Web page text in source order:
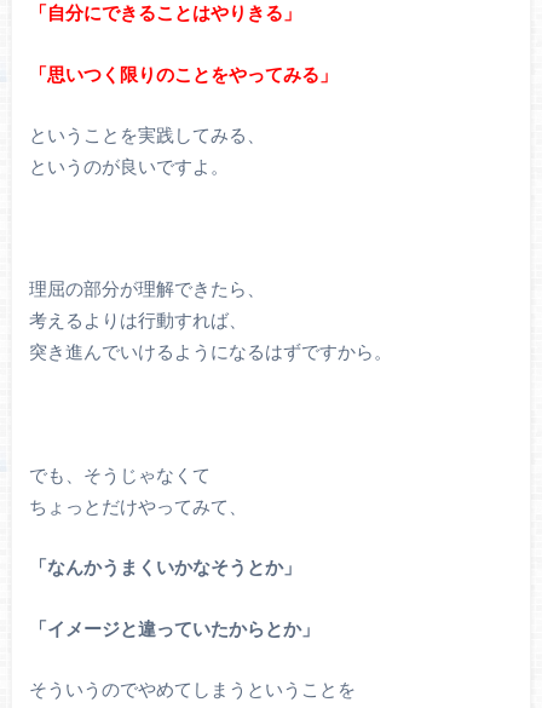
「自分にできることはやりきる」
「思いつく限りのことをやってみる」
ということを実践してみる、
というのが良いですよ。
理屈の部分が理解できたら、
考えるよりは行動すれば、
突き進んでいけるようになるはずですから。
でも、そうじゃなくて
ちょっとだけやってみて、
「なんかうまくいかなそうとか」
「イメージと違っていたからとか」
そういうのでやめてしまうということを